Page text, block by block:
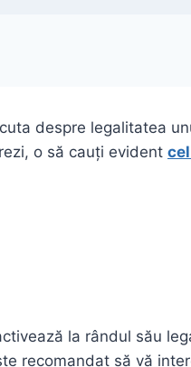
despre legalitatea
o să cauți evident
la rândul său
recomandat să vă